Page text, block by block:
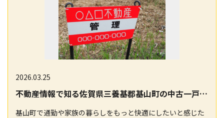
2026.03.25
不動産情報で知る佐賀県三養基郡基山町の中古一戸建てと土地相場ガイド
基山町で通勤や家族の暮らしをもっと快適にしたいと感じた